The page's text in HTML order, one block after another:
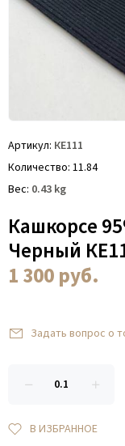
Артикул КЕ111
Количество 11.84
Вес 0.43 kg
Кашкорсе
Черный
1 300руб.
Задать вопрос о
В ИЗБРАННОЕ